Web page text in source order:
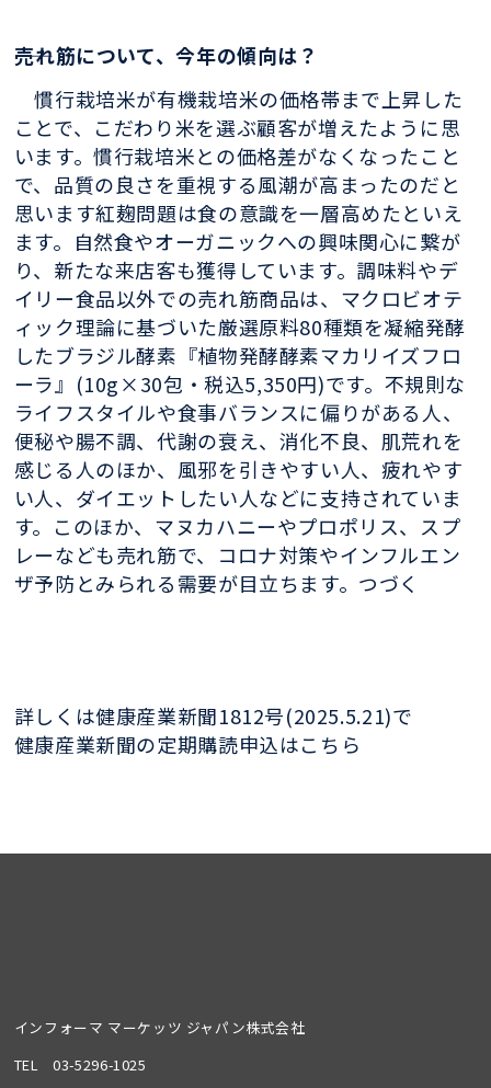
――売れ筋について、今年の傾向は？
慣行栽培米が有機栽培米の価格帯まで上昇した
ことで、こだわり米を選ぶ顧客が増えたように思
います。慣行栽培米との価格差がなくなったこと
で、品質の良さを重視する風潮が高まったのだと
思います紅麹問題は食の意識を一層高めたといえ
ます。自然食やオーガニックへの興味関心に繋が
り、新たな来店客も獲得しています。調味料やデ
イリー食品以外での売れ筋商品は、マクロビオテ
ィック理論に基づいた厳選原料80種類を凝縮発酵
したブラジル酵素『植物発酵酵素マカリイズフロ
ーラ』(10g×30包・税込5,350円)です。不規則な
ライフスタイルや食事バランスに偏りがある人、
便秘や腸不調、代謝の衰え、消化不良、肌荒れを
感じる人のほか、風邪を引きやすい人、疲れやす
い人、ダイエットしたい人などに支持されていま
す。このほか、マヌカハニーやプロポリス、スプ
レーなども売れ筋で、コロナ対策やインフルエン
ザ予防とみられる需要が目立ちます。つづく
詳しくは健康産業新聞1812号(2025.5.21)で
健康産業新聞の定期購読申込はこちら
インフォーマ マーケッツ ジャパン株式会社
TEL03-5296-1025